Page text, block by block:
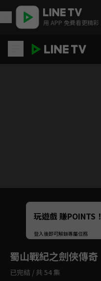
用 APP 免費看更精彩
Unmute
如有不便請見諒
玩遊戲 賺POINTS！
登入後即可解鎖專屬任務
蜀山戰紀之劍俠傳奇
已完結 / 共 54 集